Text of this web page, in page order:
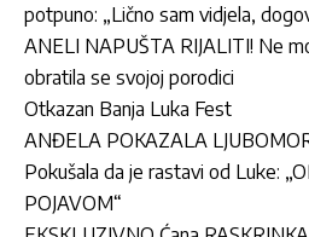
potpuno: „Lično sam vidjela,
ANELI NAPUŠTA RIJALITI! Ne
obratila se svojoj porodici
Otkazan Banja Luka Fest
ANĐELA POKAZALA
Pokušala da je rastavi od Luke:
POJAVOM“